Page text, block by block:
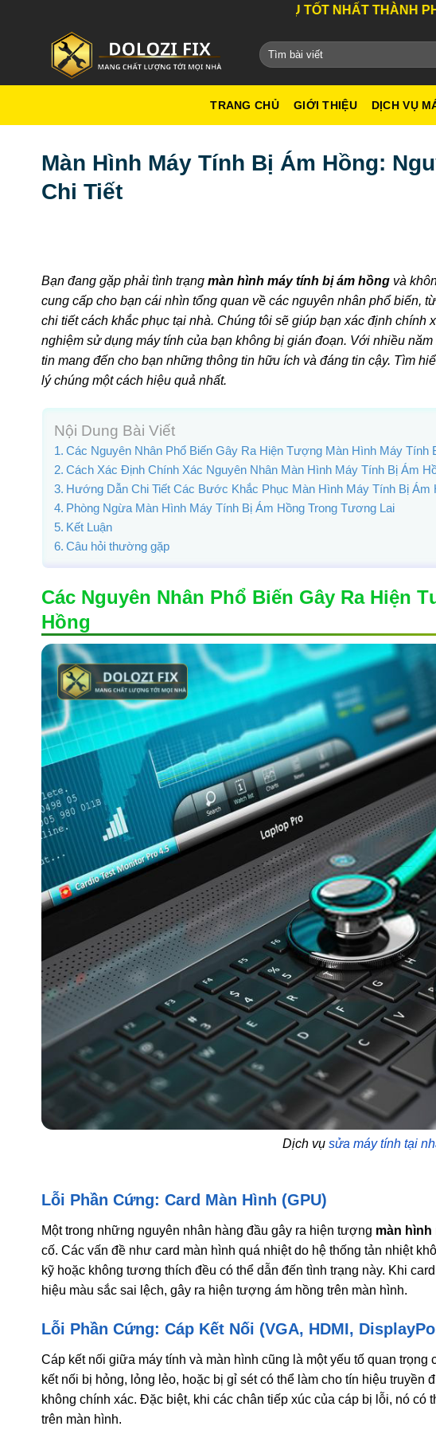
DỊCH VỤ TỐT NHẤT THÀNH PHỐ HỒ CHÍ
TRANG CHỦ GIỚI THIỆU DỊCH VỤ
Màn Hình Máy Tính Bị Ám Hồng:
Chi Tiết
Bạn đang gặp phải tình trạng màn hình máy tính bị ám hồng và
cung cấp cho bạn cái nhìn tổng quan về các nguyên nhân phổ biến,
chi tiết cách khắc phục tại nhà. Chúng tôi sẽ giúp bạn xác định chính
nghiệm sử dụng máy tính của bạn không bị gián đoạn. Với nhiều
tin mang đến cho bạn những thông tin hữu ích và đáng tin cậy. Tìm
lý chúng một cách hiệu quả nhất.
Nội Dung Bài Viết
Các Nguyên Nhân Phổ Biến Gây Ra Hiện Tượng Màn Hình Máy Tính
Cách Xác Định Chính Xác Nguyên Nhân Màn Hình Máy Tính Bị Ám
Hướng Dẫn Chi Tiết Các Bước Khắc Phục Màn Hình Máy Tính Bị Ám
Phòng Ngừa Màn Hình Máy Tính Bị Ám Hồng Trong Tương Lai
Kết Luận
Câu hỏi thường gặp
Các Nguyên Nhân Phổ Biến Gây Ra Hiện
Hồng
Dịch vụ sửa máy tính tại
Lỗi Phần Cứng: Card Màn Hình (GPU)
Một trong những nguyên nhân hàng đầu gây ra hiện tượng màn hình
cố. Các vấn đề như card màn hình quá nhiệt do hệ thống tản nhiệt
kỹ hoặc không tương thích đều có thể dẫn đến tình trạng này. Khi
hiệu màu sắc sai lệch, gây ra hiện tượng ám hồng trên màn hình.
Lỗi Phần Cứng: Cáp Kết Nối (VGA, HDMI,
Cáp kết nối giữa máy tính và màn hình cũng là một yếu tố quan trọng
kết nối bị hỏng, lỏng lẻo, hoặc bị gỉ sét có thể làm cho tín hiệu
không chính xác. Đặc biệt, khi các chân tiếp xúc của cáp bị lỗi, nó
trên màn hình.